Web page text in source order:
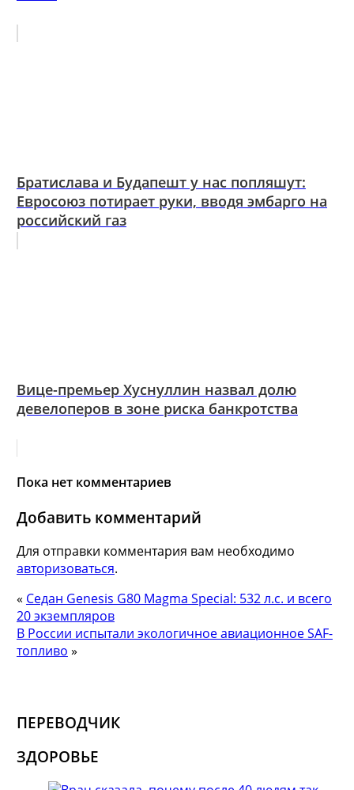
Братислава и Будапешт у нас попляшут:
Евросоюз потирает руки, вводя эмбарго на
российский газ
Вице-премьер Хуснуллин назвал долю
девелоперов в зоне риска банкротства
Пока нет комментариев
Добавить комментарий
Для отправки комментария вам необходимо
авторизоваться.
« Седан Genesis G80 Magma Special: 532 л.с. и всего
20 экземпляров
В России испытали экологичное авиационное SAF-
топливо »
ПЕРЕВОДЧИК
ЗДОРОВЬЕ